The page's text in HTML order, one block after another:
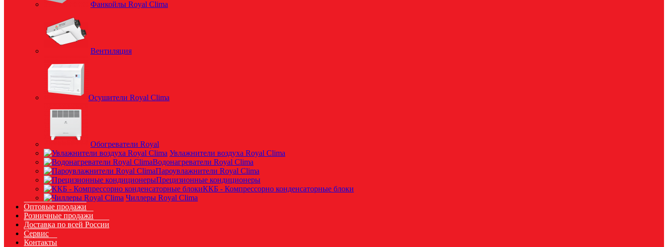
Фанкойлы Royal Clima
Вентиляция
Осушители Royal Clima
Обогреватели Royal
Увлажнители воздуха Royal Clima
Водонагреватели Royal Clima
Пароувлажнители Royal Clima
Прецизионные кондиционеры
ККБ - Компрессорно конденсаторные блоки
Чиллеры Royal Clima
Оптовые продажи
Розничные продажи
Доставка по всей России
Сервис
Контакты